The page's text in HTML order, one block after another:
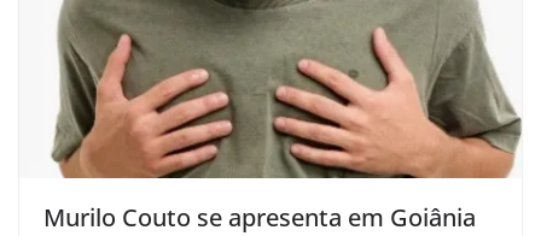
Murilo Couto se apresenta em Goiânia